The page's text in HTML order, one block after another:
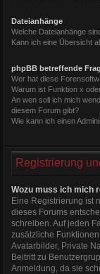
Dateianhänge
Welche Dateianhänge
Kann ich eine Übersicht
phpBB betreffende
Wer hat diese
Warum ist Funktion x
An wen soll ich mich
diesem Forum gibt?
Wie kann ich einen
Registrierung
Wozu muss ich mich
Eine Registrierung ist
dieses Forums
schreiben. Auf jeden
zusätzliche
Avatarbilder, Private
Beitritt zu
Anmeldung, da sie